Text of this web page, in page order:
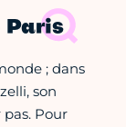
Paris
; dans
son
Pour